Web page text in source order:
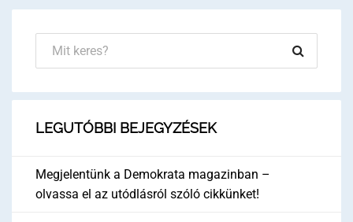
LEGUTÓBBI BEJEGYZÉSEK
Megjelentünk a Demokrata magazinban –
olvassa el az utódlásról szóló cikkünket!